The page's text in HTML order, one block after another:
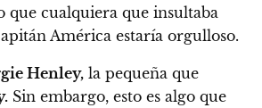
que cualquiera que insultaba
América estaría orgulloso.
Henley, la pequeña que
Sin embargo, esto es algo que